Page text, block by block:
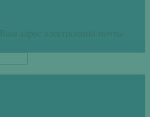
Ваш адрес электронной почты